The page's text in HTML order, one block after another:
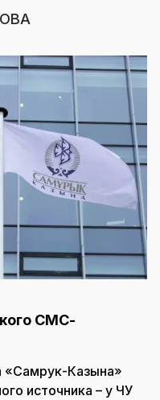
СМС-
«Самрук-Казына»
источника – у ЧУ